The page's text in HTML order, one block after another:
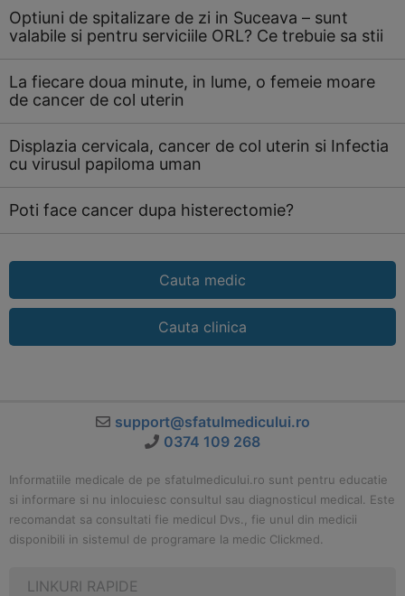
Optiuni de spitalizare de zi in Suceava – sunt
valabile si pentru serviciile ORL? Ce trebuie sa stii
La fiecare doua minute, in lume, o femeie moare
de cancer de col uterin
Displazia cervicala, cancer de col uterin si Infectia
cu virusul papiloma uman
Poti face cancer dupa histerectomie?
Cauta medic
Cauta clinica
support@sfatulmedicului.ro
0374 109 268
Informatiile medicale de pe sfatulmedicului.ro sunt pentru educatie
si informare si nu inlocuiesc consultul sau diagnosticul medical. Este
recomandat sa consultati fie medicul Dvs., fie unul din medicii
disponibili in sistemul de programare la medic Clickmed.
LINKURI RAPIDE